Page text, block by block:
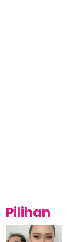
Pilihan